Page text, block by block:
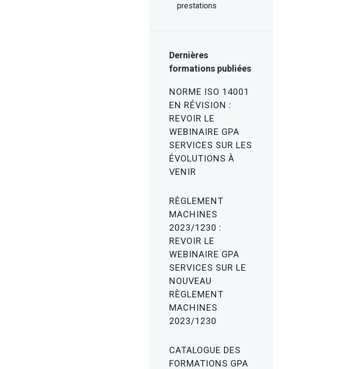
prestations
Dernières
formations publiées
NORME ISO 14001
EN RÉVISION :
REVOIR LE
WEBINAIRE GPA
SERVICES SUR LES
ÉVOLUTIONS À
VENIR
RÈGLEMENT
MACHINES
2023/1230 :
REVOIR LE
WEBINAIRE GPA
SERVICES SUR LE
NOUVEAU
RÈGLEMENT
MACHINES
2023/1230
CATALOGUE DES
FORMATIONS GPA